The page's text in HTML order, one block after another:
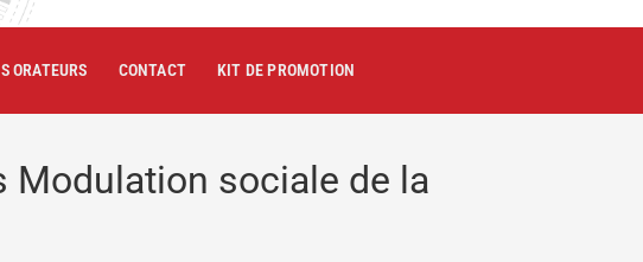
ORATEURS CONTACT KIT DE PROMOTION
Modulation sociale de la